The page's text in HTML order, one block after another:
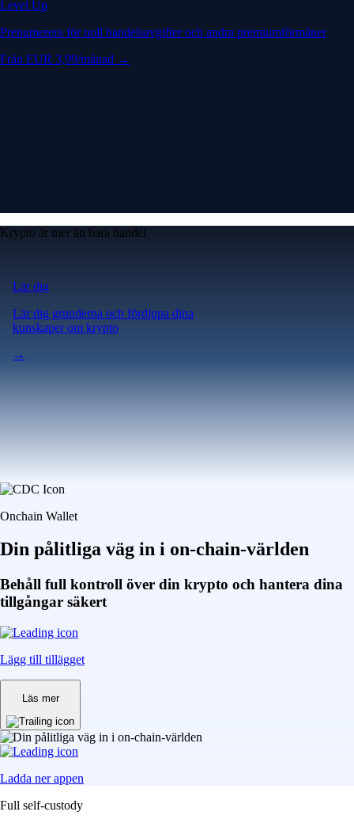
Level Up
Prenumerera för noll handelsavgifter och andra premiumförmåner
Från EUR 3,99/månad →
Krypto är mer än bara handel
Lär dig
Lär dig grunderna och fördjupa dina
kunskaper om krypto
→
Onchain Wallet
Din pålitliga väg in i on-chain-världen
Behåll full kontroll över din krypto och hantera dina
tillgångar säkert
Lägg till tillägget
Läs mer
Ladda ner appen
Full self-custody